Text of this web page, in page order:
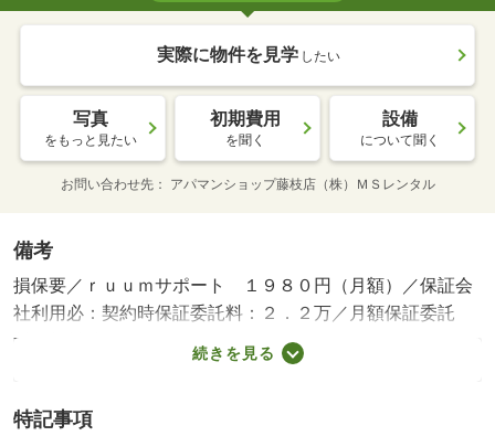
実際に物件を見学 したい
写真
をもっと見たい
初期費用
を聞く
設備
について聞く
お問い合わせ先 アパマンショップ藤枝店（株）ＭＳレンタル
備考
損保要／ｒｕｕｍサポート １９８０円（月額）／保証会
社利用必：契約時保証委託料：２．２万／月額保証委託
料：賃料総額の２．２％又は５．５％ ※ペット可は２．
５万／２．５％／二人入居可／子供可／平置駐／［退去時
務手数料 ２２，０００円がかかります。鍵セット費３，
続きを見る
特記事項